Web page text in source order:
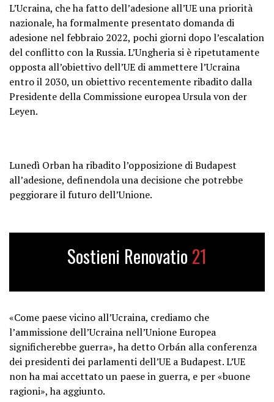
L’Ucraina, che ha fatto dell’adesione all’UE una priorità
nazionale, ha formalmente presentato domanda di
adesione nel febbraio 2022, pochi giorni dopo l’escalation
del conflitto con la Russia. L’Ungheria si è ripetutamente
opposta all’obiettivo dell’UE di ammettere l’Ucraina
entro il 2030, un obiettivo recentemente ribadito dalla
Presidente della Commissione europea Ursula von der
Leyen.
Lunedì Orban ha ribadito l’opposizione di Budapest
all’adesione, definendola una decisione che potrebbe
peggiorare il futuro dell’Unione.
Sostieni Renovatio 21
«Come paese vicino all’Ucraina, crediamo che
l’ammissione dell’Ucraina nell’Unione Europea
significherebbe guerra», ha detto Orbán alla conferenza
dei presidenti dei parlamenti dell’UE a Budapest. L’UE
non ha mai accettato un paese in guerra, e per «buone
ragioni», ha aggiunto.